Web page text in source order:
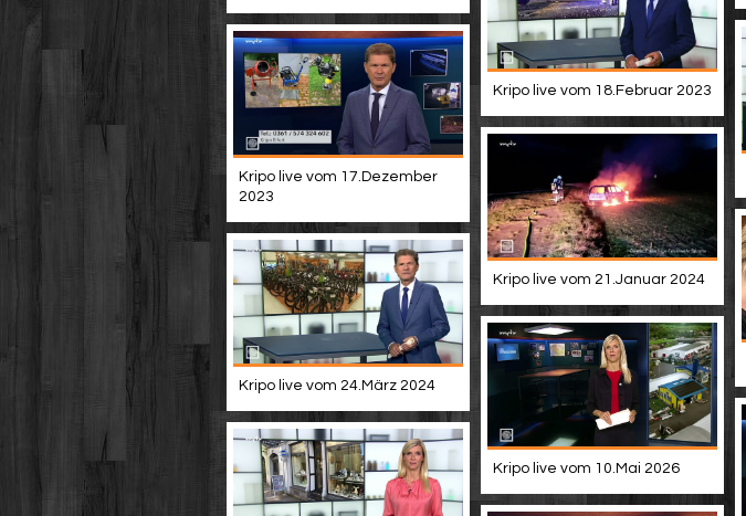
Kripo live vom 18.Februar 2023
Kripo live vom 17.Dezember
2023
Kripo live vom 21.Januar 2024
Kripo live vom 24.März 2024
Kripo live vom 10.Mai 2026